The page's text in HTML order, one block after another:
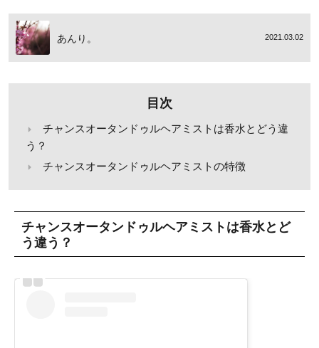
あんり。 2021.03.02
目次
チャンスオータンドゥルヘアミストは香水とどう違
う？
チャンスオータンドゥルヘアミストの特徴
チャンスオータンドゥルヘアミストは香水とど
う違う？